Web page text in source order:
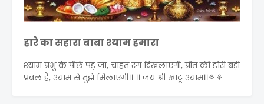
हारे का सहारा बाबा श्याम हमारा
श्याम प्रभु के पीछे पड़ जा, चाहत रंग दिखलाएगी, प्रीत की डोरी बड़ी
प्रबल हैं, श्याम से तुझे मिलाएगी।। ।। जय श्री खाटू श्याम।।⚘⚘